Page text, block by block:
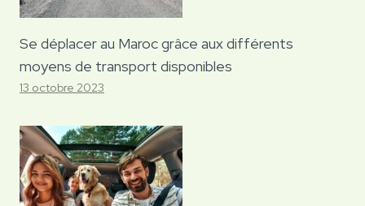
Se déplacer au Maroc grâce aux différents
moyens de transport disponibles
13 octobre 2023